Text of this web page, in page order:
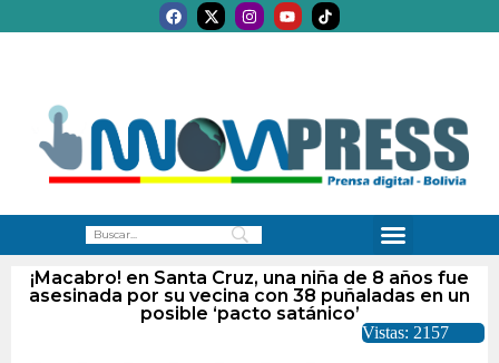
¡Macabro! en Santa Cruz, una niña de 8 años fue
asesinada por su vecina con 38 puñaladas en un
posible ‘pacto satánico’
Vistas: 2157